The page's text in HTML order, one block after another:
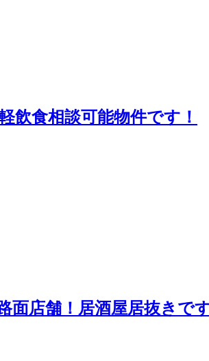
飲食相談可能物件です！
面店舗！居酒屋居抜きで